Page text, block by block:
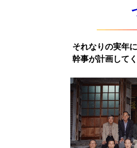
それなりの実年
幹事が計画してく